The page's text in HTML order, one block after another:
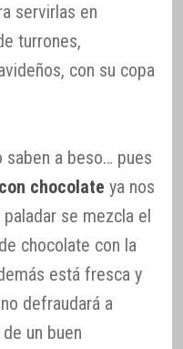
servirlas en
turrones,
con su copa
saben a beso… pues
chocolate ya nos
se mezcla el
chocolate con la
está fresca y
defraudará a
un buen